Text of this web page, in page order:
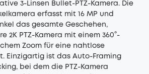
3-Linsen Bullet-PTZ-Kamera. Die
erfasst mit 16 MP und
das gesamte Geschehen,
2K PTZ-Kamera mit einem 360°-
Zoom für eine nahtlose
Einzigartig ist das Auto-Framing
bei dem die PTZ-Kamera